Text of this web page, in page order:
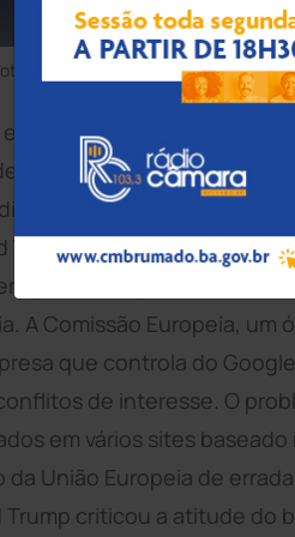
Shutterstock
a R$ 18,7
concorrência do bloco e
aumentou tensão entre
No mesmo dia,
aplicado o que ele
A Comissão Europeia, um
que controla do
de interesse. O
em vários sites
União Europeia de
Trump criticou a atitude do